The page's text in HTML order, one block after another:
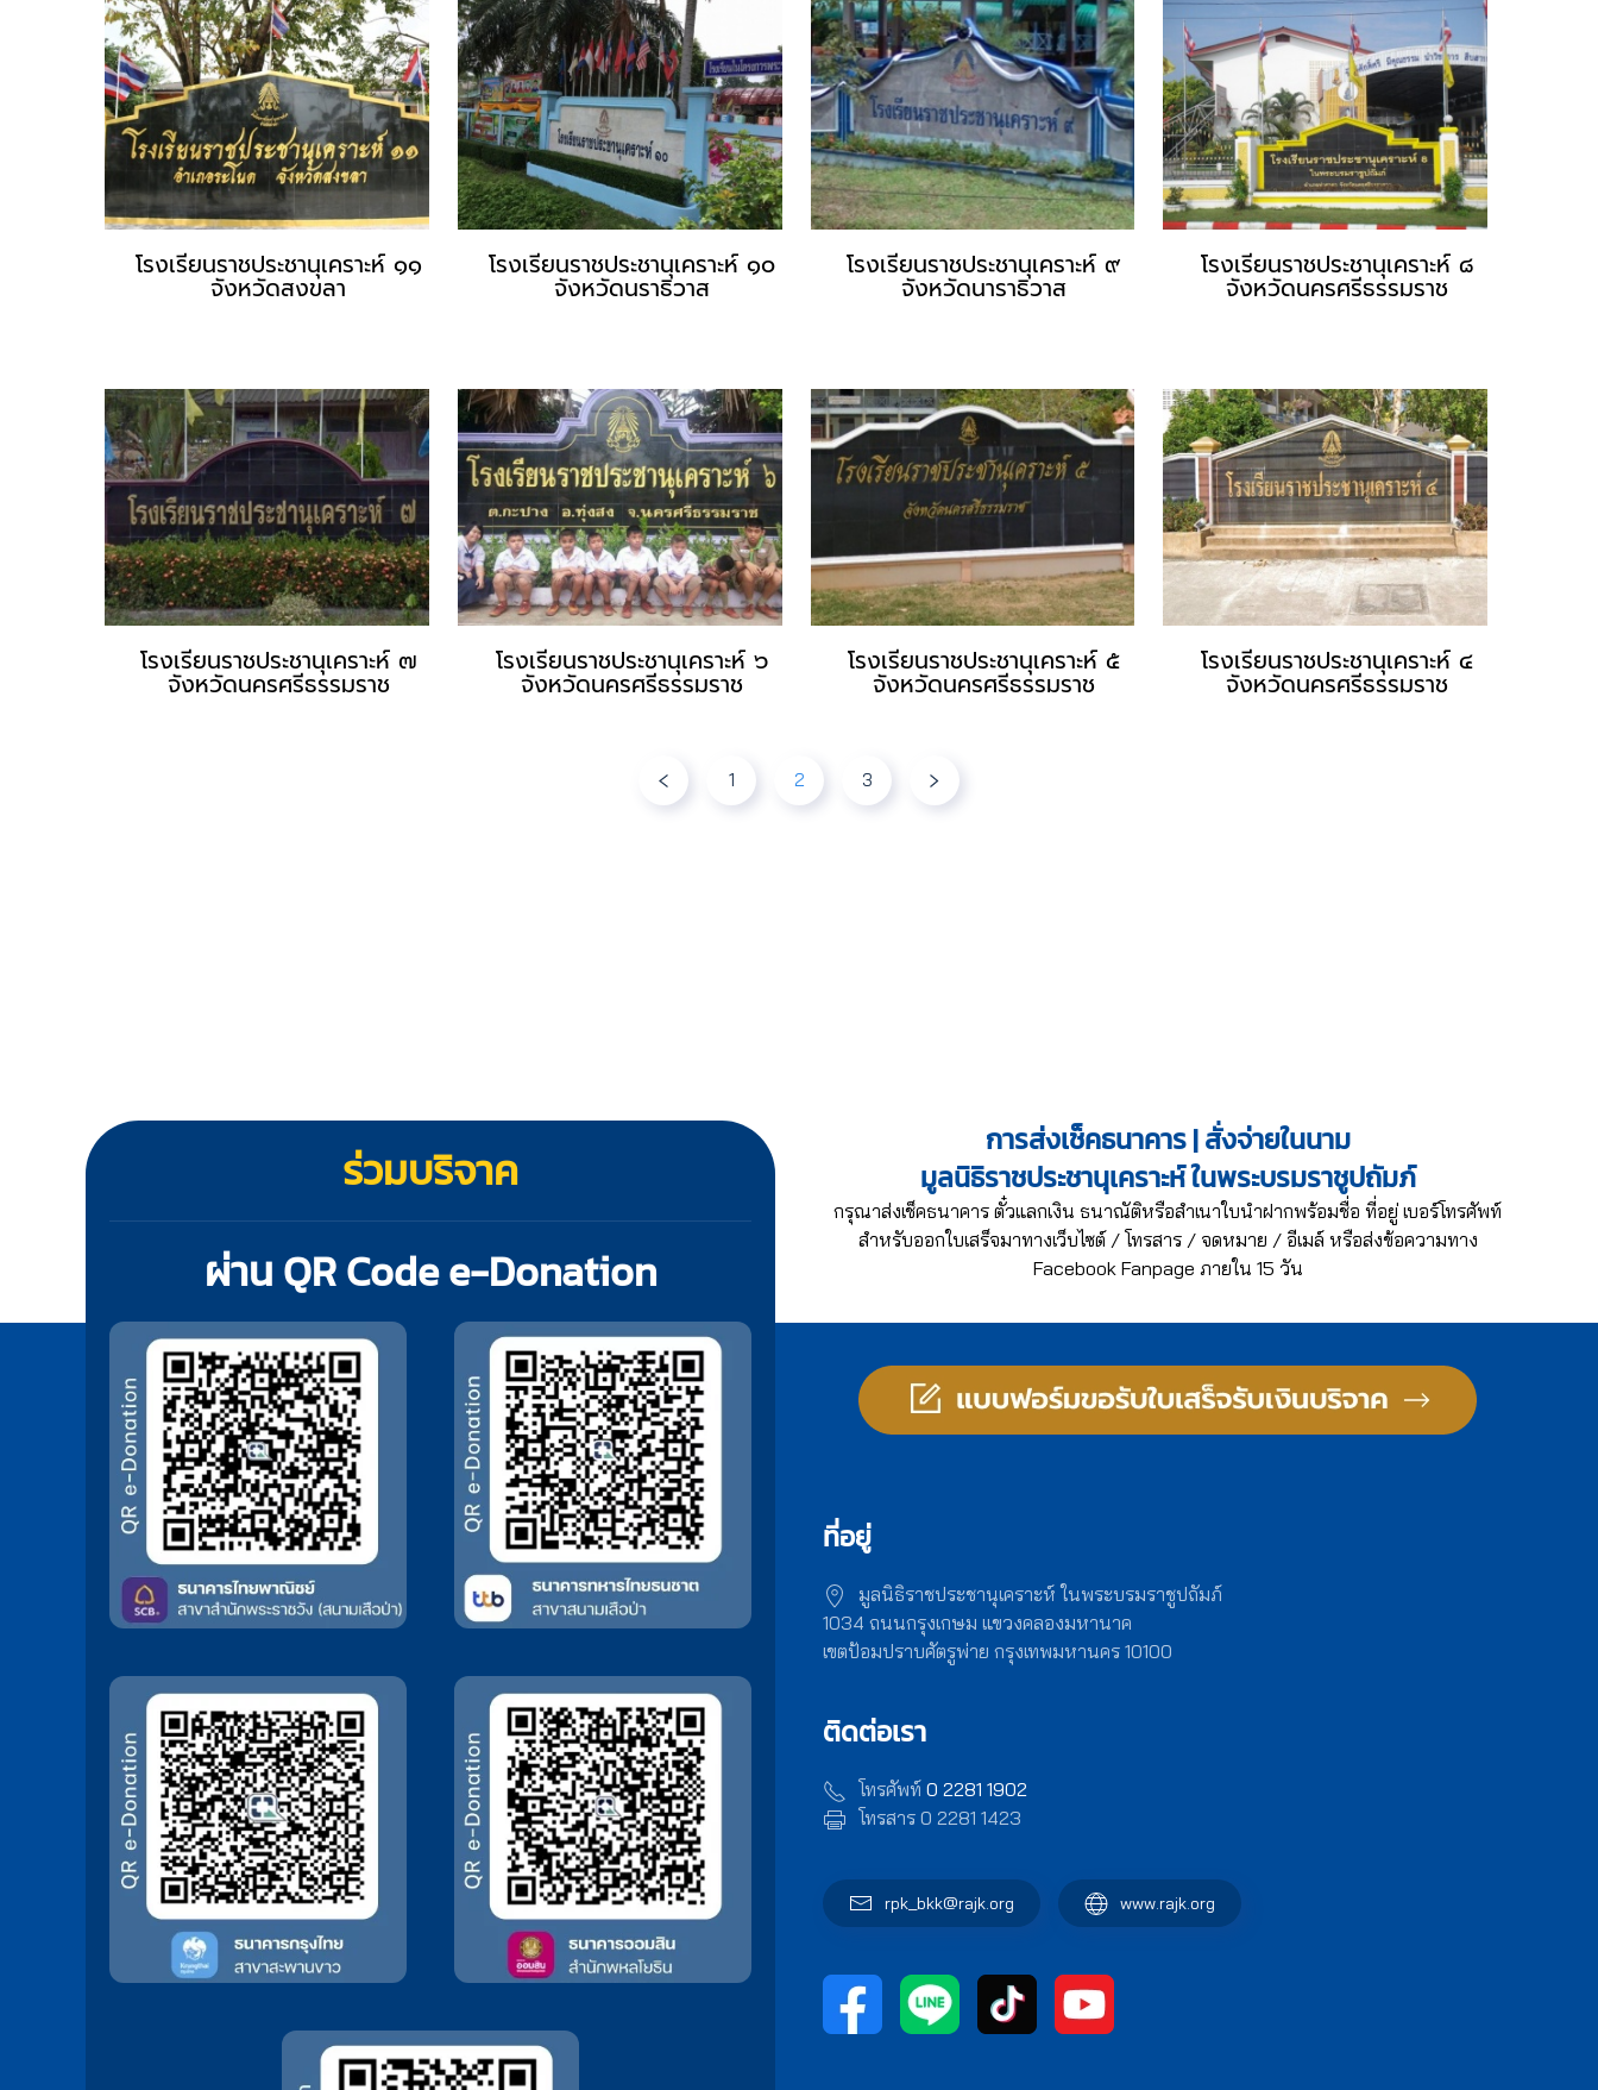
โรงเรียนราชประชานุเคราะห์ ๑๑
จังหวัดสงขลา
โรงเรียนราชประชานุเคราะห์ ๑๐
จังหวัดนราธิวาส
โรงเรียนราชประชานุเคราะห์ ๙
จังหวัดนาราธิวาส
โรงเรียนราชประชานุเคราะห์ ๘
จังหวัดนครศรีธรรมราช
โรงเรียนราชประชานุเคราะห์ ๗
จังหวัดนครศรีธรรมราช
โรงเรียนราชประชานุเคราะห์ ๖
จังหวัดนครศรีธรรมราช
โรงเรียนราชประชานุเคราะห์ ๕
จังหวัดนครศรีธรรมราช
โรงเรียนราชประชานุเคราะห์ ๔
จังหวัดนครศรีธรรมราช
1 2 3
ร่วมบริจาค
ผ่าน QR Code e-Donation
การส่งเช็คธนาคาร | สั่งจ่ายในนาม
มูลนิธิราชประชานุเคราะห์ ในพระบรมราชูปถัมภ์
กรุณาส่งเช็คธนาคาร ตั๋วแลกเงิน ธนาณัติหรือสำเนาใบนำฝากพร้อมชื่อ ที่อยู่ เบอร์โทรศัพท์
สำหรับออกใบเสร็จมาทางเว็บไซต์ / โทรสาร / จดหมาย / อีเมล์ หรือส่งข้อความทาง
Facebook Fanpage ภายใน 15 วัน
ที่อยู่
มูลนิธิราชประชานุเคราะห์ ในพระบรมราชูปถัมภ์
1034 ถนนกรุงเกษม แขวงคลองมหานาค
เขตป้อมปราบศัตรูพ่าย กรุงเทพมหานคร 10100
ติดต่อเรา
โทรศัพท์ 0 2281 1902
โทรสาร 0 2281 1423
rpk_bkk@rajk.org www.rajk.org